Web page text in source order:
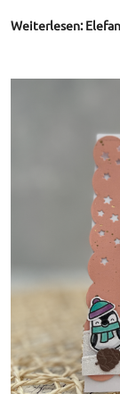
Weiterlesen: